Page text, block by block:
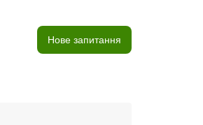
Нове запитання